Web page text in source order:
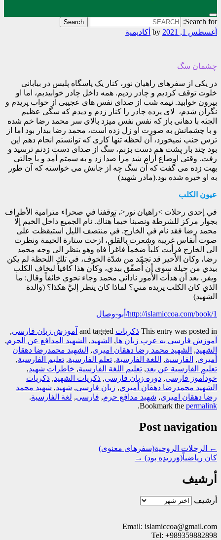
Search for:
أغسطس 1, 2021
أکادیمیة
چشمان سگ
در یکی از سفرهای راهیان نور، کنار یک پاسگاه پلیس در بیابانی
خلوت توقف کردیم و چادر زدیم. همه داخل چادر خوابیدیم، اما او
بیرون خوابید. نیمه شب از صدای نفس های عجیبی از خواب پریدم و
نگران شدم، لای پرده چادر را کنار زدم و دیدم که سگی عظیم
الجثه با دهانی باز که نفس نفس میزد بالای سر محمد رضا خم شده
و با چشمانش به صورت او زل زده است، محمد رضا بیدار بود اما از
ترس جنب نمیخورد، آن لحظه تنها کاری که توانستم انجام دهم این
بود چند بار پشت هم دست بزنم، سگ از صدای دست زدنم ترسید و
رفت. وقتی اوضاع آرام شد مرا صدا زد و به سمتم آمد و با حالتی
بهت زده می گفت که آن سگ چه از جانش می خواسته که آن طور
به او خیره شده بود.(مادر شهید)
عيون الكلب
في إحدى رحلات >راهيان نور<، توقفنا في صحراء مترامية الأطراف
بجوار مركز للشرطة ونصبنا خيماً هناك. نام الجميع داخل الخيم إلّا
محمد رضا فقد نام في الخارج. في منتصف الليل استيقظت على
صوت أنفاس غريبة وشعرت بالقلق، ازحت ستارة الخيمة ونظرت
الى الخارج فرأيت كلباً ضخماً فاغراً فاه وهو ينظر الى وجه محمد
رضا، وكان الأخير قد تجمّد من شدّة الخوف، في تلك اللحظة لم يكن
بيدي من حيلة سوى أن اُصفّق بيدي، وكان هذا كافياً ليخاف الكلب
ويفر. بعد أن هدأت الأُمور ناداني محمد وجاء نحوي خائفاً وقال: ما
الذي كان الكلب يريده مني؟ لماذا كان ينظر إليَّ هكذا؟ (والدة
الشهيد)
http://islamiccoa.com/book/1/أبو-وصال
This entry was posted in ذکریات آموزش زبان فارسی,
آموزش فارسی به عرب زبان ها, الشهيد, الشهيد المدافع عن الحرم,
الشهید, الشهید محمد رضا دهقان امیری, الشهید محمدرضا دهقان
أمیری, الفارسیة, اللغة الفارسیة, تعلم الفارسیة, تعلیم الفارسیة,
تعلیم الفارسیة عن بعد, تعلیم اللغة الفارسیة, خاطرات شهید,
خودآموز فارسی, دوره زبان فارسی, ذکريات الشهيد, ذکريات
الشهيد محمدرضا دهقان أميري, زبان فارسی, شهید, شهید محمد
رضا دهقان امیری, شهید مدافع حرم, فارسی, لغة الفارسیة.
Bookmark the permalink
.
Post navigation
←
الرحلات الروحية(سفرهای معنوی)
كان رياضياً(وَرزیدِه بود) →
أرشيف
أرشيف
Email: islamiccoa@gmail.com
Tel: +989359882898